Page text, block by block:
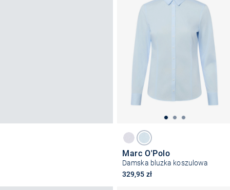
Marc O'Polo
Damska bluzka koszulowa
329,95 zł